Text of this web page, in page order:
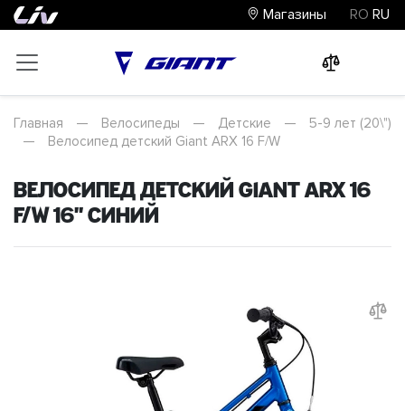
Магазины RO RU
Главная — Велосипеды — Детские —
5-9 лет (20\")
—
Велосипед детский Giant ARX 16 F/W
Велосипед детский Giant ARX 16
F/W 16" Синий